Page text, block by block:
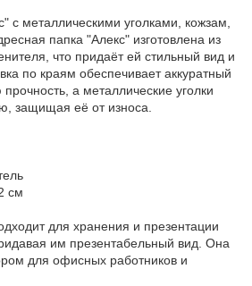
с металлическими уголками, кожзам,
папка "Алекс" изготовлена из
что придаёт ей стильный вид и
по краям обеспечивает аккуратный
а металлические уголки
защищая её от износа.
см
для хранения и презентации
им презентабельный вид. Она
для офисных работников и